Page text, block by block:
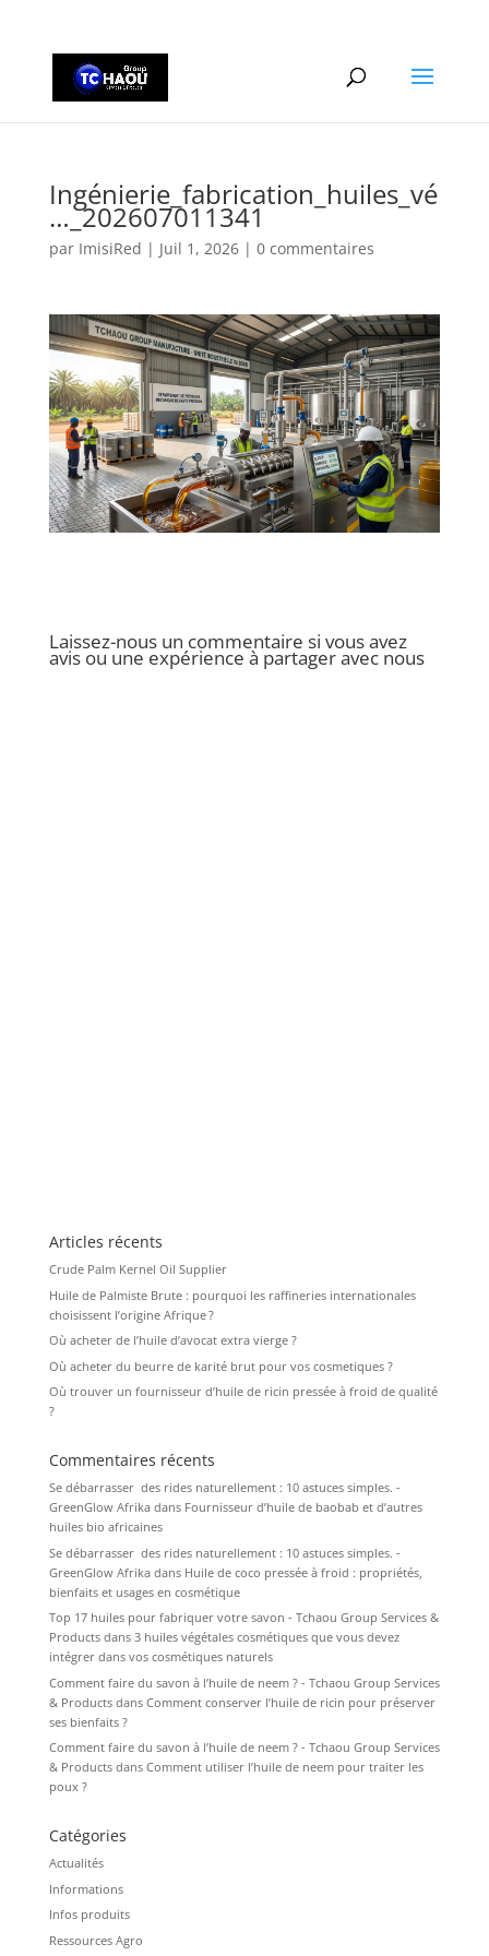
Ingénierie_fabrication_huiles_vé
…_202607011341
par ImisiRed | Juil 1, 2026| 0 commentaires
Laissez-nous un commentaire si vous avez
avis ou une expérience à partager avec nous
Articles récents
Crude Palm Kernel Oil Supplier
Huile de Palmiste Brute : pourquoi les raffineries internationales
choisissent l’origine Afrique ?
Où acheter de l’huile d’avocat extra vierge ?
Où acheter du beurre de karité brut pour vos cosmetiques ?
Où trouver un fournisseur d’huile de ricin pressée à froid de qualité
?
Commentaires récents
Se débarrasser des rides naturellement : 10 astuces simples. -
GreenGlow Afrikadans Fournisseur d’huile de baobab et d’autres
huiles bio africaines
Se débarrasser des rides naturellement : 10 astuces simples. -
GreenGlow Afrikadans Huile de coco pressée à froid : propriétés,
bienfaits et usages en cosmétique
Top 17 huiles pour fabriquer votre savon - Tchaou Group Services &
Productsdans 3 huiles végétales cosmétiques que vous devez
intégrer dans vos cosmétiques naturels
Comment faire du savon à l’huile de neem ? - Tchaou Group Services
& Productsdans Comment conserver l’huile de ricin pour préserver
ses bienfaits ?
Comment faire du savon à l’huile de neem ? - Tchaou Group Services
& Productsdans Comment utiliser l’huile de neem pour traiter les
poux ?
Catégories
Actualités
Informations
Infos produits
Ressources Agro